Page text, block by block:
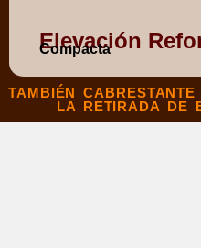
Elevación
Compacta
TAMBIÉN
LA RETIRADA DE